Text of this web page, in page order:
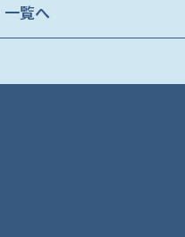
覧へ